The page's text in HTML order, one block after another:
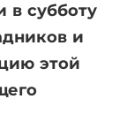
в субботу
и
этой